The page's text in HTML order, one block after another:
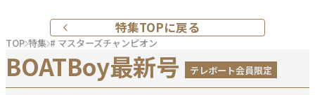
特集TOPに戻る
TOP 特集 # マスターズチャンピオン
BOATBoy最新号 テレボート会員限定